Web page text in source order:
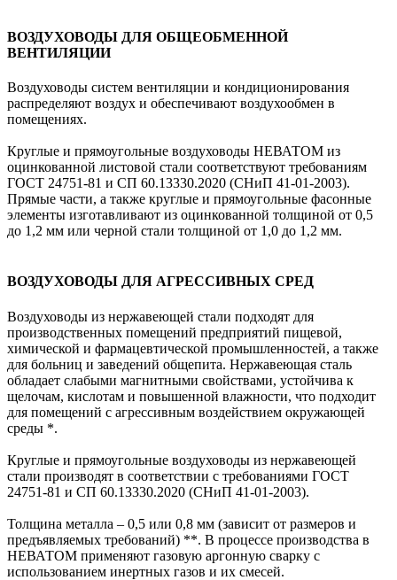
ВОЗДУХОВОДЫ ДЛЯ ОБЩЕОБМЕННОЙ
ВЕНТИЛЯЦИИ
Воздуховоды систем вентиляции и кондиционирования
распределяют воздух и обеспечивают воздухообмен в
помещениях.
Круглые и прямоугольные воздуховоды НЕВАТОМ из
оцинкованной листовой стали соответствуют требованиям
ГОСТ 24751-81 и СП 60.13330.2020 (СНиП 41-01-2003).
Прямые части, а также круглые и прямоугольные фасонные
элементы изготавливают из оцинкованной толщиной от 0,5
до 1,2 мм или черной стали толщиной от 1,0 до 1,2 мм.
ВОЗДУХОВОДЫ ДЛЯ АГРЕССИВНЫХ СРЕД
Воздуховоды из нержавеющей стали подходят для
производственных помещений предприятий пищевой,
химической и фармацевтической промышленностей, а также
для больниц и заведений общепита. Нержавеющая сталь
обладает слабыми магнитными свойствами, устойчива к
щелочам, кислотам и повышенной влажности, что подходит
для помещений с агрессивным воздействием окружающей
среды *.
Круглые и прямоугольные воздуховоды из нержавеющей
стали производят в соответствии с требованиями ГОСТ
24751-81 и СП 60.13330.2020 (СНиП 41-01-2003).
Толщина металла – 0,5 или 0,8 мм (зависит от размеров и
предъявляемых требований) **. В процессе производства в
НЕВАТОМ применяют газовую аргонную сварку с
использованием инертных газов и их смесей.